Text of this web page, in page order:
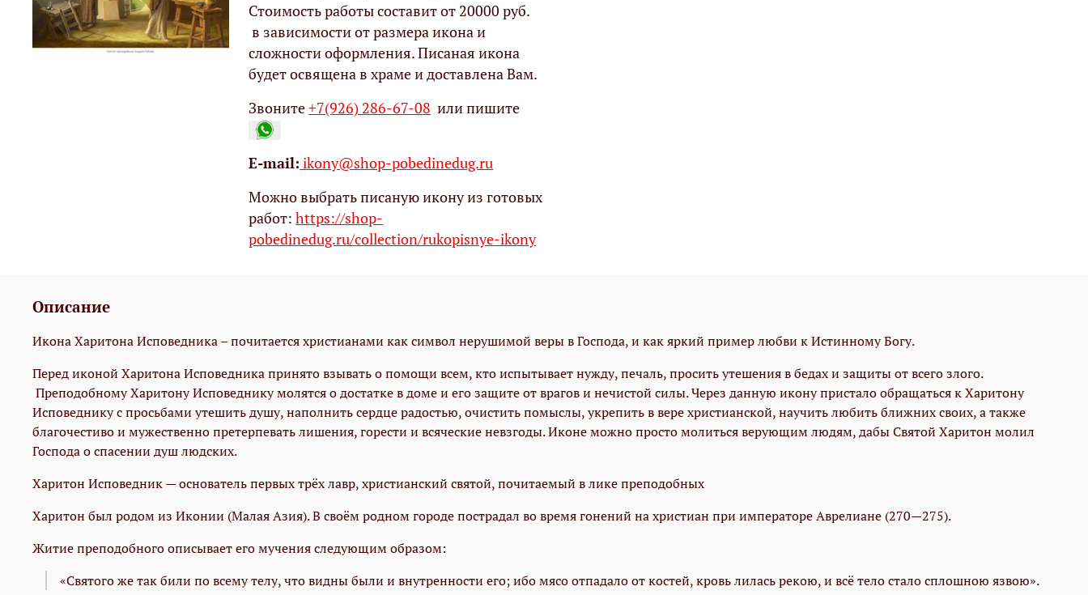
Стоимость работы составит от 20000 руб.
в зависимости от размера икона и
сложности оформления. Писаная икона
будет освящена в храме и доставлена Вам.
Звоните+7(926) 286-67-08 или пишите
Е-mail: ikony@shop-pobedinedug.ru
Можно выбрать писаную икону из готовых
работ:https://shop-
pobedinedug.ru/collection/rukopisnye-ikony
Описание
Икона Харитона Исповедника – почитается христианами как символ нерушимой веры в Господа, и как яркий пример любви к Истинному Богу.
Перед иконой Харитона Исповедника принято взывать о помощи всем, кто испытывает нужду, печаль, просить утешения в бедах и защиты от всего злого.
Преподобному Харитону Исповеднику молятся о достатке в доме и его защите от врагов и нечистой силы. Через данную икону пристало обращаться к Харитону
Исповеднику с просьбами утешить душу, наполнить сердце радостью, очистить помыслы, укрепить в вере христианской, научить любить ближних своих, а также
благочестиво и мужественно претерпевать лишения, горести и всяческие невзгоды. Иконе можно просто молиться верующим людям, дабы Святой Харитон молил
Господа о спасении душ людских.
Харитон Исповедник — основатель первых трёх лавр, христианский святой, почитаемый в лике преподобных
Харитон был родом из Иконии (Малая Азия). В своём родном городе пострадал во время гонений на христиан при императоре Аврелиане (270—275).
Житие преподобного описывает его мучения следующим образом:
«Святого же так били по всему телу, что видны были и внутренности его; ибо мясо отпадало от костей, кровь лилась рекою, и всё тело стало сплошною язвою».